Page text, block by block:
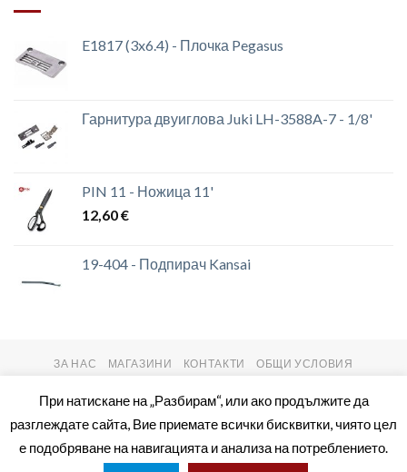
E1817 (3x6.4) - Плочка Pegasus
Гарнитура двуиглова Juki LH-3588A-7 - 1/8'
PIN 11 - Ножица 11'
12,60€
19-404 - Подпирач Kansai
ЗА НАС МАГАЗИНИ КОНТАКТИ ОБЩИ УСЛОВИЯ
При натискане на „Разбирам“, или ако продължите да
разглеждате сайта, Вие приемате всички бисквитки, чиято цел
е подобряване на навигацията и анализа на потреблението.